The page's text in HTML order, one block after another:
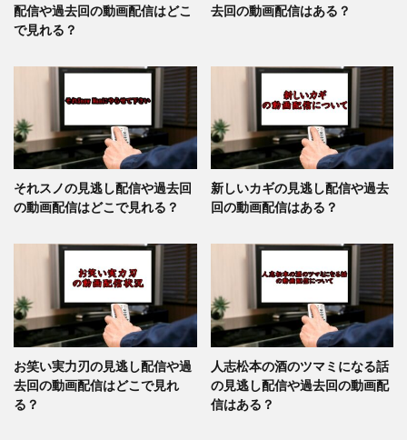
配信や過去回の動画配信はどこ
で見れる？
去回の動画配信はある？
それスノの見逃し配信や過去回
の動画配信はどこで見れる？
新しいカギの見逃し配信や過去
回の動画配信はある？
お笑い実力刃の見逃し配信や過
去回の動画配信はどこで見れ
る？
人志松本の酒のツマミになる話
の見逃し配信や過去回の動画配
信はある？